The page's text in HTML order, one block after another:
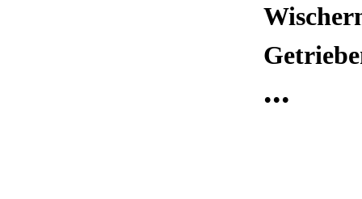
...